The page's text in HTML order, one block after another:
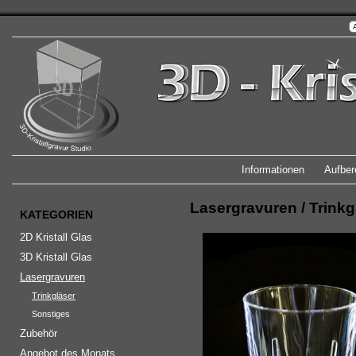
Informationen
KATEGORIEN
2D Kristall Glas
3D Kristall Glas
Lasergravuren
Trinkgläser
Sonstiges
Zubehör
Angebot des Monats
Lasergravuren /